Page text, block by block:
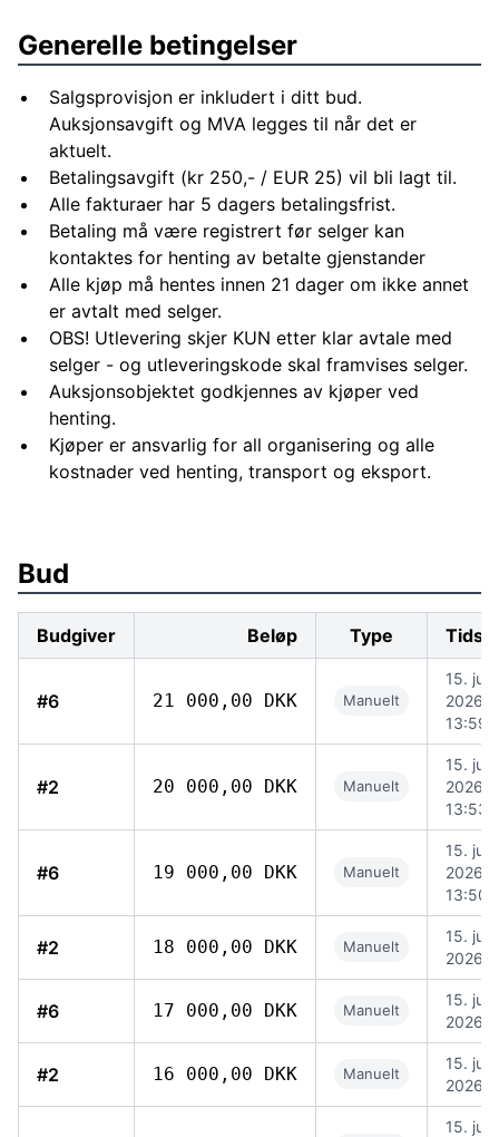
Generelle betingelser
Salgsprovisjon er inkludert i ditt bud.
Auksjonsavgift og MVA legges til når det er
aktuelt.
Betalingsavgift (kr 250,- / EUR 25) vil bli lagt til.
Alle fakturaer har 5 dagers betalingsfrist.
Betaling må være registrert før selger kan
kontaktes for henting av betalte gjenstander
Alle kjøp må hentes innen 21 dager om ikke annet
er avtalt med selger.
OBS! Utlevering skjer KUN etter klar avtale med
selger - og utleveringskode skal framvises selger.
Auksjonsobjektet godkjennes av kjøper ved
henting.
Kjøper er ansvarlig for all organisering og alle
kostnader ved henting, transport og eksport.
Bud
Budgiver Beløp Type
#6 21 000,00 DKK Manuelt
15. juli
2026,
13:59
#2 20 000,00 DKK Manuelt
15. juli
2026,
13:53
#6 19 000,00 DKK Manuelt
15. juli
2026,
13:50
#2 18 000,00 DKK Manuelt
15. juli
2026,
#6 17 000,00 DKK Manuelt
15. juli
2026,
#2 16 000,00 DKK Manuelt
15. juli
2026,
15. juli